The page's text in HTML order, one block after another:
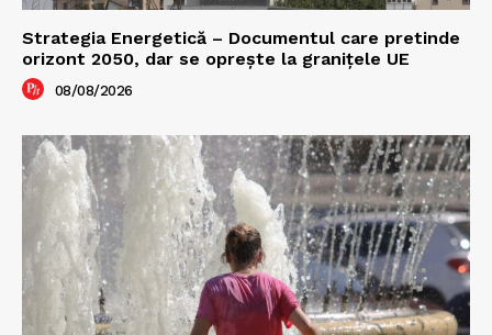
Strategia Energetică – Documentul care pretinde
orizont 2050, dar se oprește la granițele UE
08/08/2026